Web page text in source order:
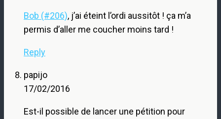
Bob (#206), j’ai éteint l’ordi aussitôt ! ça m’a
permis d’aller me coucher moins tard !
Reply
papijo
17/02/2016
Est-il possible de lancer une pétition pour